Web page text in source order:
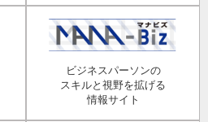
ビジネスパーソンの
スキルと視野を拡げる
情報サイト